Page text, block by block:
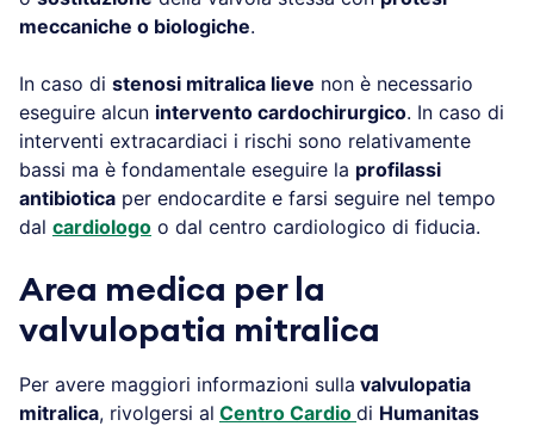
meccaniche o biologiche.
In caso di stenosi mitralica lieve non è necessario
eseguire alcun intervento cardochirurgico. In caso di
interventi extracardiaci i rischi sono relativamente
bassi ma è fondamentale eseguire la profilassi
antibiotica per endocardite e farsi seguire nel tempo
dal cardiologo o dal centro cardiologico di fiducia.
Area medica per la
valvulopatia mitralica
Per avere maggiori informazioni sulla valvulopatia
mitralica, rivolgersi al Centro Cardio di Humanitas